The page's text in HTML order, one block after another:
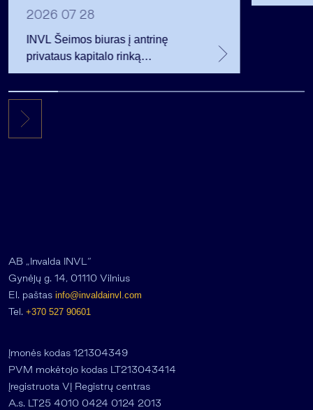
2026 07 28
INVL Šeimos biuras į antrinę
privataus kapitalo rinką
investuojantį fondą pritraukė 17,4
mln. JAV dolerių
AB „Invalda INVL“
Gynėjų g. 14, 01110 Vilnius
El. paštas info@invaldainvl.com
Tel. +370 527 90601
Įmonės kodas 121304349
PVM mokėtojo kodas LT213043414
Įregistruota VĮ Registrų centras
A.s. LT25 4010 0424 0124 2013